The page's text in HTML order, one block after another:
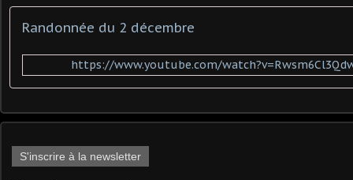
Randonnée du 2 décembre
https://www.youtube.com/
S'inscrire à la newsletter